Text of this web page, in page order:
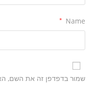
Name
*
שמור בדפדפן זה את השם,